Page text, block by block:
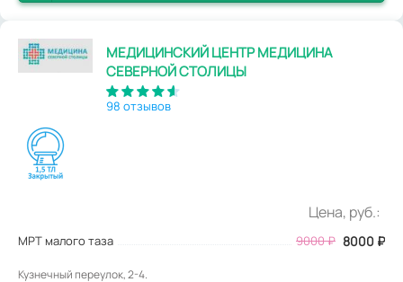
МЕДИЦИНСКИЙ ЦЕНТР МЕДИЦИНА
СЕВЕРНОЙ СТОЛИЦЫ
98 отзывов
Цена, руб.:
МРТ малого таза 9000₽ 8000 ₽
Кузнечный переулок, 2-4.